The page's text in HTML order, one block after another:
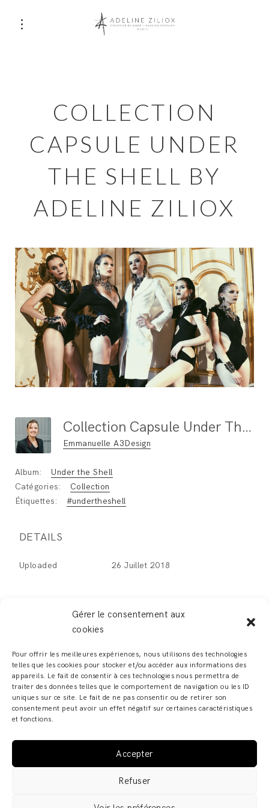
Gérer le consentement aux
cookies
Pour offrir les meilleures expériences, nous utilisons des technologies
telles que les cookies pour stocker et/ou accéder aux informations des
appareils. Le fait de consentir à ces technologies nous permettra de
traiter des données telles que le comportement de navigation ou les ID
uniques sur ce site. Le fait de ne pas consentir ou de retirer son
consentement peut avoir un effet négatif sur certaines caractéristiques
et fonctions.
Accepter
Refuser
COLLECTION
CAPSULE UNDER
THE SHELL BY
ADELINE ZILIOX
Collection Capsule Under The Shell By Adeline Ziliox
Emmanuelle A3Design
Album:
Under the Shell
Catégories:
Collection
Étiquettes:
#undertheshell
DETAILS
Uploaded 26 Juillet 2018
LEAVE A REPLY
Vous devezvous connecterpour publier un
commentaire.
ADELINE ZILIOX - SHOWROOM & ATELIER – 6, RUE DES
© 2019 · ADELINE ZILIOX · MENTIONS LÉGALES /